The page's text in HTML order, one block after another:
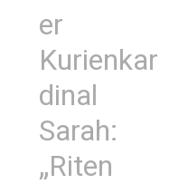
er
Kurienkar
dinal
Sarah:
„Riten